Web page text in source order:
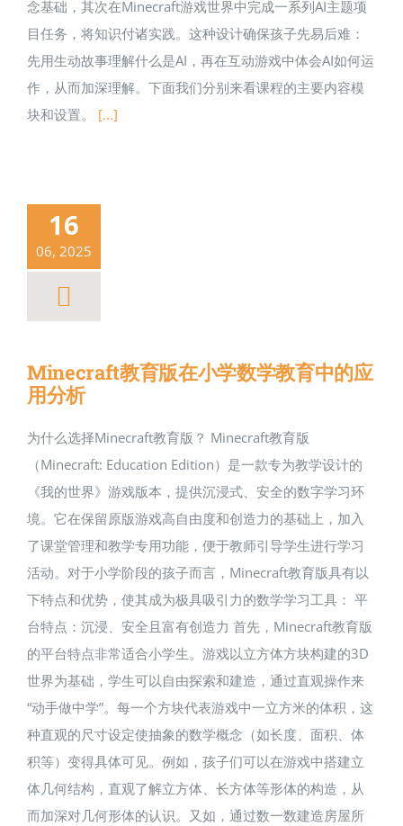
念基础，其次在Minecraft游戏世界中完成一系列AI主题项
目任务，将知识付诸实践。这种设计确保孩子先易后难：
先用生动故事理解什么是AI，再在互动游戏中体会AI如何运
作，从而加深理解。下面我们分别来看课程的主要内容模
块和设置。 [...]
16
06, 2025
Minecraft教育版在小学数学教育中的应
用分析
为什么选择Minecraft教育版？ Minecraft教育版
（Minecraft: Education Edition）是一款专为教学设计的
《我的世界》游戏版本，提供沉浸式、安全的数字学习环
境。它在保留原版游戏高自由度和创造力的基础上，加入
了课堂管理和教学专用功能，便于教师引导学生进行学习
活动。对于小学阶段的孩子而言，Minecraft教育版具有以
下特点和优势，使其成为极具吸引力的数学学习工具： 平
台特点：沉浸、安全且富有创造力 首先，Minecraft教育版
的平台特点非常适合小学生。游戏以立方体方块构建的3D
世界为基础，学生可以自由探索和建造，通过直观操作来
“动手做中学”。每一个方块代表游戏中一立方米的体积，这
种直观的尺寸设定使抽象的数学概念（如长度、面积、体
积等）变得具体可见。例如，孩子们可以在游戏中搭建立
体几何结构，直观了解立方体、长方体等形体的构造，从
而加深对几何形体的认识。又如，通过数一数建造房屋所